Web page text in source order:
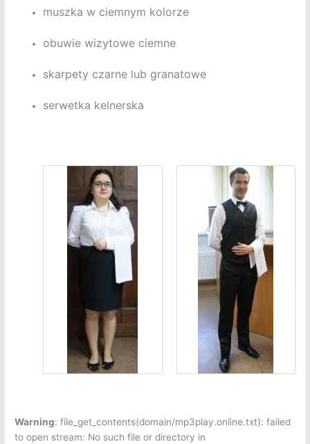
muszka w ciemnym kolorze
obuwie wizytowe ciemne
skarpety czarne lub granatowe
serwetka kelnerska
Warning: file_get_contents(domain/mp3play.online.txt): failed
to open stream: No such file or directory in